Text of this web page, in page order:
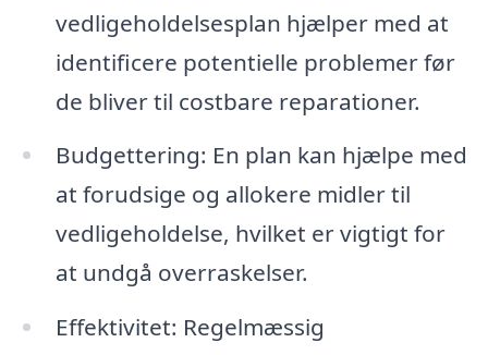
vedligeholdelsesplan hjælper med at
identificere potentielle problemer før
de bliver til costbare reparationer.
Budgettering: En plan kan hjælpe med
at forudsige og allokere midler til
vedligeholdelse, hvilket er vigtigt for
at undgå overraskelser.
Effektivitet: Regelmæssig